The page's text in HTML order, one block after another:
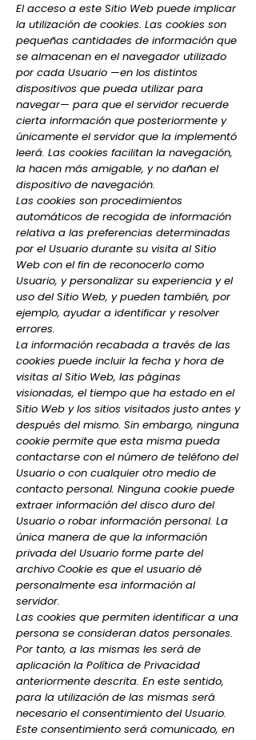
El acceso a este Sitio Web puede implicar
la utilización de cookies. Las cookies son
pequeñas cantidades de información que
se almacenan en el navegador utilizado
por cada Usuario —en los distintos
dispositivos que pueda utilizar para
navegar— para que el servidor recuerde
cierta información que posteriormente y
únicamente el servidor que la implementó
leerá. Las cookies facilitan la navegación,
la hacen más amigable, y no dañan el
dispositivo de navegación.
Las cookies son procedimientos
automáticos de recogida de información
relativa a las preferencias determinadas
por el Usuario durante su visita al Sitio
Web con el fin de reconocerlo como
Usuario, y personalizar su experiencia y el
uso del Sitio Web, y pueden también, por
ejemplo, ayudar a identificar y resolver
errores.
La información recabada a través de las
cookies puede incluir la fecha y hora de
visitas al Sitio Web, las páginas
visionadas, el tiempo que ha estado en el
Sitio Web y los sitios visitados justo antes y
después del mismo. Sin embargo, ninguna
cookie permite que esta misma pueda
contactarse con el número de teléfono del
Usuario o con cualquier otro medio de
contacto personal. Ninguna cookie puede
extraer información del disco duro del
Usuario o robar información personal. La
única manera de que la información
privada del Usuario forme parte del
archivo Cookie es que el usuario dé
personalmente esa información al
servidor.
Las cookies que permiten identificar a una
persona se consideran datos personales.
Por tanto, a las mismas les será de
aplicación la Política de Privacidad
anteriormente descrita. En este sentido,
para la utilización de las mismas será
necesario el consentimiento del Usuario.
Este consentimiento será comunicado, en